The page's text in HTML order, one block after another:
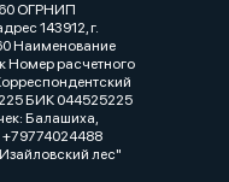
ОГРНИП
143912, г.
Наименование
Номер расчетного
БИК 044525225
Балашиха,
лес"